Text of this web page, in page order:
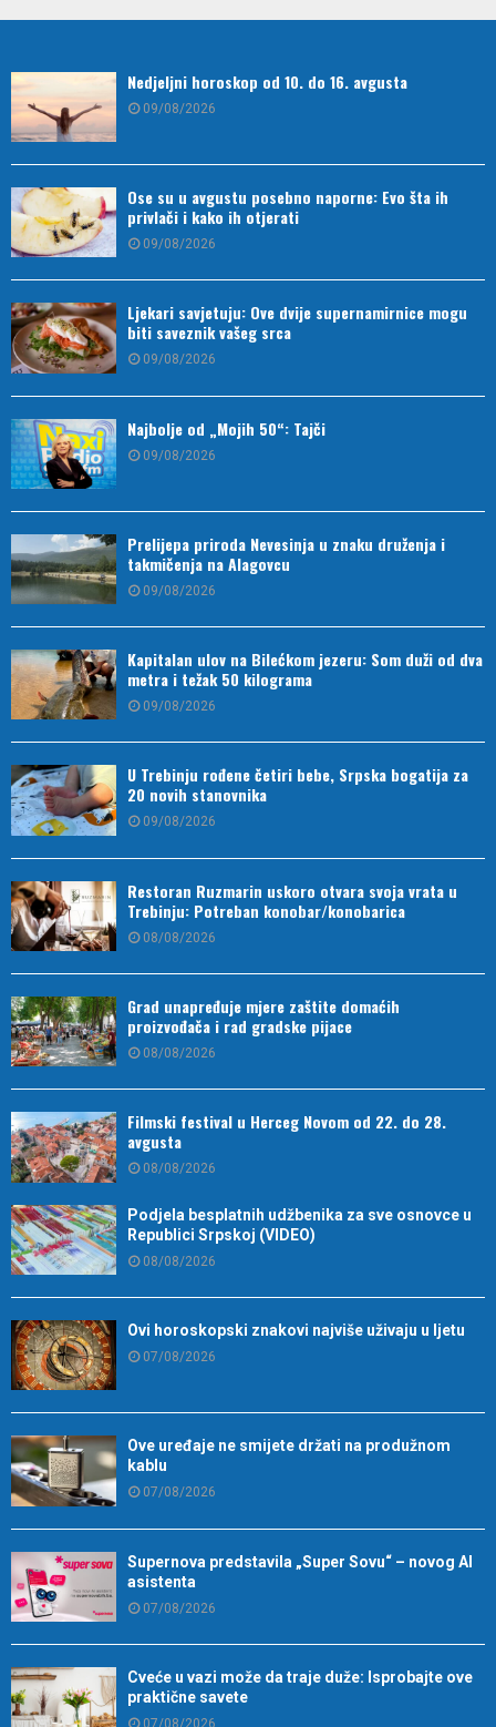
Nedjeljni horoskop od 10. do 16. avgusta
09/08/2026
Ose su u avgustu posebno naporne: Evo šta ih
privlači i kako ih otjerati
09/08/2026
Ljekari savjetuju: Ove dvije supernamirnice mogu
biti saveznik vašeg srca
09/08/2026
Najbolje od „Mojih 50“: Tajči
09/08/2026
Prelijepa priroda Nevesinja u znaku druženja i
takmičenja na Alagovcu
09/08/2026
Kapitalan ulov na Bilećkom jezeru: Som duži od dva
metra i težak 50 kilograma
09/08/2026
U Trebinju rođene četiri bebe, Srpska bogatija za
20 novih stanovnika
09/08/2026
Restoran Ruzmarin uskoro otvara svoja vrata u
Trebinju: Potreban konobar/konobarica
08/08/2026
Grad unapređuje mjere zaštite domaćih
proizvođača i rad gradske pijace
08/08/2026
Filmski festival u Herceg Novom od 22. do 28.
avgusta
08/08/2026
Podjela besplatnih udžbenika za sve osnovce u
Republici Srpskoj (VIDEO)
08/08/2026
Ovi horoskopski znakovi najviše uživaju u ljetu
07/08/2026
Ove uređaje ne smijete držati na produžnom
kablu
07/08/2026
Supernova predstavila „Super Sovu“ – novog AI
asistenta
07/08/2026
Cveće u vazi može da traje duže: Isprobajte ove
praktične savete
07/08/2026